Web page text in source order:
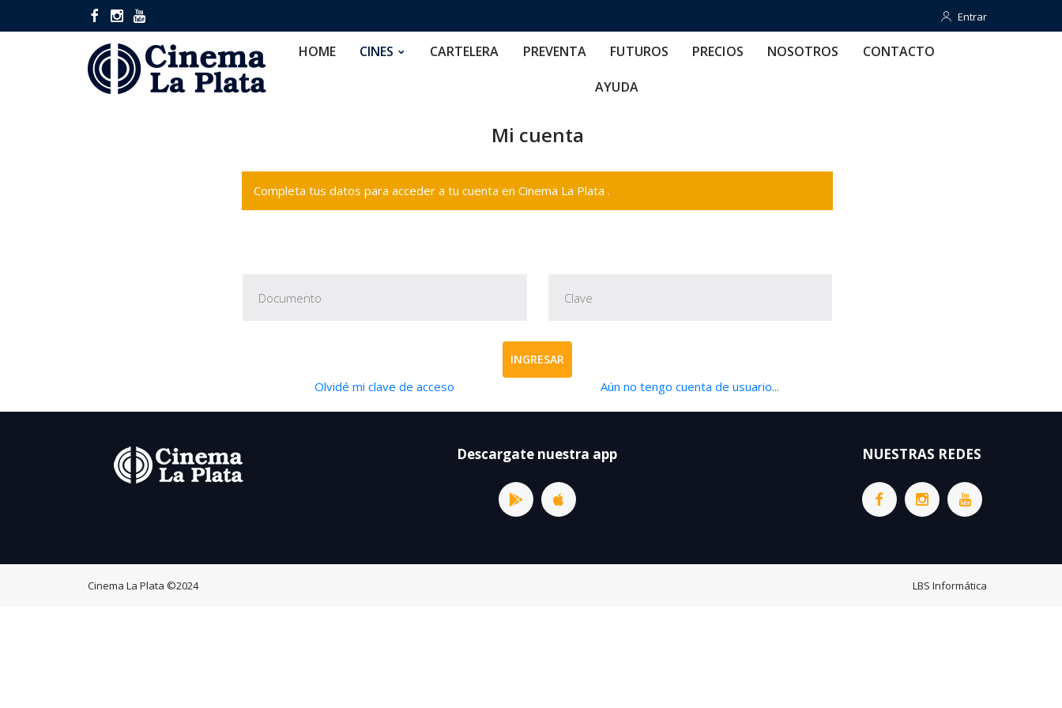
Entrar
Entrar
HOME CINES CARTELERA PREVENTA FUTUROS PRECIOS NOSOTROS CONTACTO
AYUDA
Mi cuenta
Completa tus datos para acceder a tu cuenta en Cinema La Plata .
INGRESAR
Olvidé mi clave de acceso Aún no tengo cuenta de usuario...
Descargate nuestra app NUESTRAS REDES
Cinema La Plata ©2024 LBS Informática